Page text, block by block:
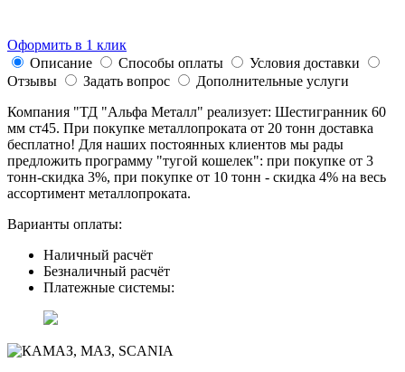
Оформить в 1 клик
Описание
Способы оплаты
Условия доставки
Отзывы
Задать вопрос
Дополнительные услуги
Компания "ТД "Альфа Металл" реализует: Шестигранник 60
мм ст45. При покупке металлопроката от 20 тонн доставка
бесплатно! Для наших постоянных клиентов мы рады
предложить программу "тугой кошелек": при покупке от 3
тонн-скидка 3%, при покупке от 10 тонн - скидка 4% на весь
ассортимент металлопроката.
Варианты оплаты:
Наличный расчёт
Безналичный расчёт
Платежные системы: